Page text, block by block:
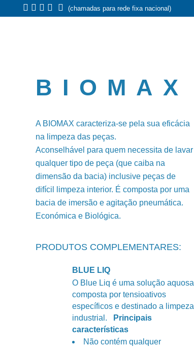
(chamadas para rede fixa nacional)
BIOMAX
A BIOMAX caracteriza-se pela sua eficácia
na limpeza das peças.
Aconselhável para quem necessita de lavar
qualquer tipo de peça (que caiba na
dimensão da bacia) inclusive peças de
difícil limpeza interior. É composta por uma
bacia de imersão e agitação pneumática.
Económica e Biológica.
PRODUTOS COMPLEMENTARES:
BLUE LIQ
O Blue Liq é uma solução aquosa
composta por tensioativos
específicos e destinado a limpeza
industrial.
Principais
características
Não contém qualquer